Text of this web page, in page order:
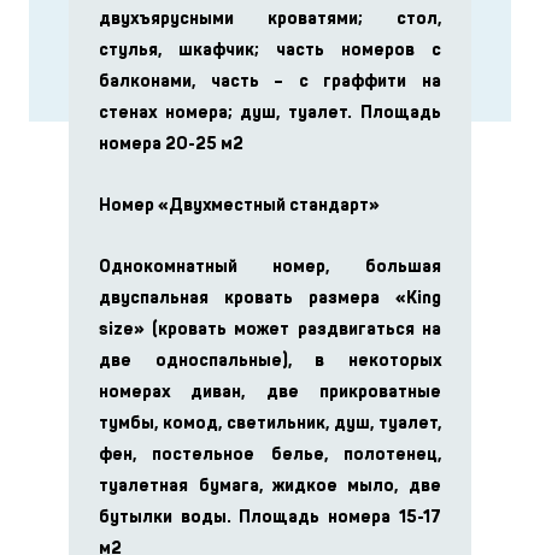
двухъярусными кроватями; стол,
стулья, шкафчик; часть номеров с
балконами, часть – с граффити на
стенах номера; душ, туалет. Площадь
номера 20-25 м2
Номер «Двухместный стандарт»
Однокомнатный номер, большая
двуспальная кровать размера «King
size» (кровать может раздвигаться на
две односпальные), в некоторых
номерах диван, две прикроватные
тумбы, комод, светильник, душ, туалет,
фен, постельное белье, полотенец,
туалетная бумага, жидкое мыло, две
бутылки воды. Площадь номера 15-17
м2